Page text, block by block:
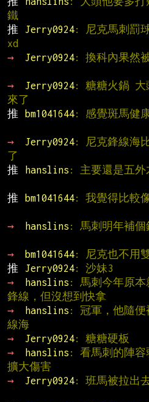
鐵
推
Jerry0924: 尼克馬刺罰
xd
→
Jerry0924: 換科內果然
→
Jerry0924: 糖糖火鍋 大
來了
推
bm1041644: 感覺斑馬健
→
Jerry0924: 尼克鋒線海
了
推
hanslins : 主要還是五外
推
bm1041644: 我覺得比較
→
hanslins : 馬刺明年補個
→
bm1041644: 尼克也不用
推
Jerry0924: 沙妹3
→
hanslins : 馬刺今年原本
鋒線，但沒想到快拿
→
hanslins : 冠軍，他隨便
線海
→
Jerry0924: 糖糖硬板
→
hanslins : 看馬刺的陣容
擴大傷害
→
Jerry0924: 班馬被拉出